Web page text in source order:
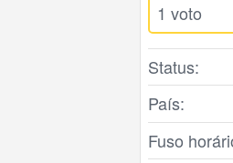
1 voto
Status:
País:
Fuso